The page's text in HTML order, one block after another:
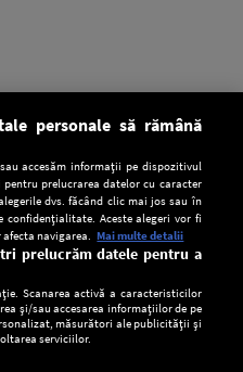
personale să rămână
accesăm informații pe dispozitivul
prelucrarea datelor cu caracter
dvs. făcând clic mai jos sau în
Aceste alegeri vor fi
navigarea. Mai multe detalii
prelucrăm datele pentru a
Scanarea activă a caracteristicilor
și/sau accesarea informațiilor de pe
măsurători ale publicității și
serviciilor.